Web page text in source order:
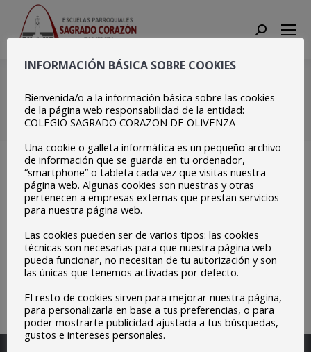
Search:
logoampa-
escuelasparroquiales
Estás aquí:
Inicio logoampa-escuelasparroquiales
INFORMACIÓN BÁSICA SOBRE COOKIES
Bienvenida/o a la información básica sobre las cookies
de la página web responsabilidad de la entidad:
COLEGIO SAGRADO CORAZON DE OLIVENZA
Una cookie o galleta informática es un pequeño archivo
de información que se guarda en tu ordenador,
“smartphone” o tableta cada vez que visitas nuestra
página web. Algunas cookies son nuestras y otras
pertenecen a empresas externas que prestan servicios
para nuestra página web.
Las cookies pueden ser de varios tipos: las cookies
técnicas son necesarias para que nuestra página web
pueda funcionar, no necesitan de tu autorización y son
las únicas que tenemos activadas por defecto.
El resto de cookies sirven para mejorar nuestra página,
para personalizarla en base a tus preferencias, o para
poder mostrarte publicidad ajustada a tus búsquedas,
gustos e intereses personales.